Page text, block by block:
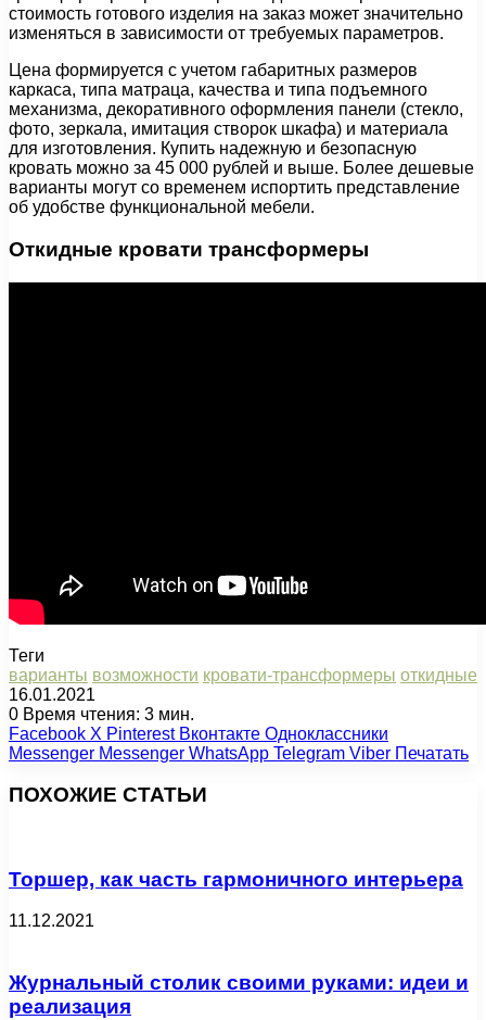
стоимость готового изделия на заказ может значительно
изменяться в зависимости от требуемых параметров.
Цена формируется с учетом габаритных размеров
каркаса, типа матраца, качества и типа подъемного
механизма, декоративного оформления панели (стекло,
фото, зеркала, имитация створок шкафа) и материала
для изготовления. Купить надежную и безопасную
кровать можно за 45 000 рублей и выше. Более дешевые
варианты могут со временем испортить представление
об удобстве функциональной мебели.
Откидные кровати трансформеры
Теги
варианты возможности кровати-трансформеры откидные
16.01.2021
0 Время чтения: 3 мин.
Facebook X Pinterest Вконтакте Одноклассники
Messenger Messenger WhatsApp Telegram Viber Печатать
ПОХОЖИЕ СТАТЬИ
Торшер, как часть гармоничного интерьера
11.12.2021
Журнальный столик своими руками: идеи и
реализация